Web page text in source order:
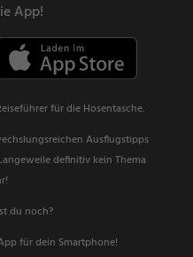
App!
für die Hosentasche.
Ausflugstipps
definitiv kein Thema
du noch?
für dein Smartphone!